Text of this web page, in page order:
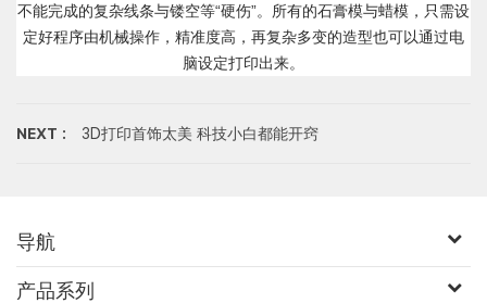
不能完成的复杂线条与镂空等“硬伤”。所有的石膏模与蜡模，只需设
定好程序由机械操作，精准度高，再复杂多变的造型也可以通过电
脑设定打印出来。
NEXT : 3D打印首饰太美 科技小白都能开窍
导航
产品系列